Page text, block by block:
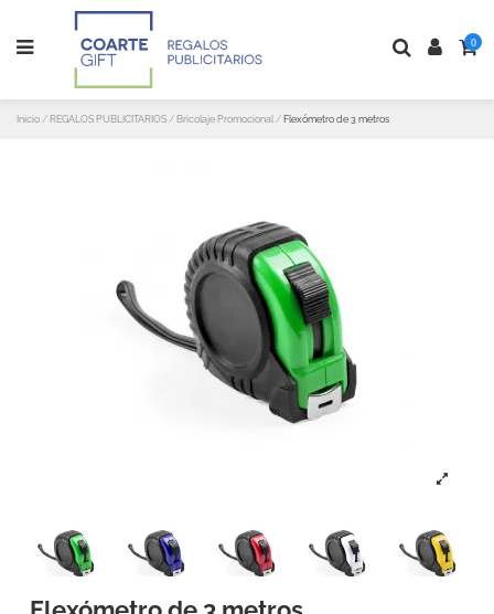
0
Inicio REGALOS PUBLICITARIOS Bricolaje Promocional Flexómetro de 3 metros